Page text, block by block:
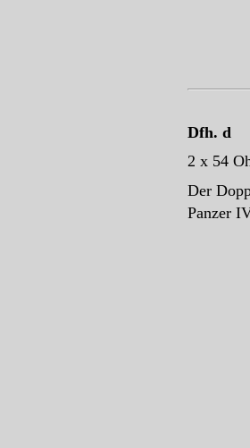
Dfh. d
2 x 54
Der
Panzer